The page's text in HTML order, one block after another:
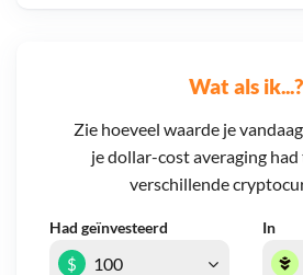
Wat als ik...?
Zie hoeveel waarde je
je dollar-cost averaging
verschillende
Had geïnvesteerd In
$